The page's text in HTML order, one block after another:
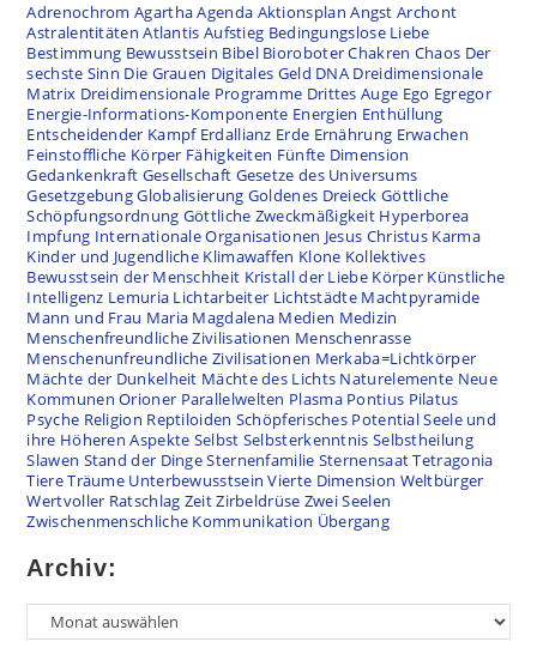
Adrenochrom AgarthaAgenda Aktionsplan Angst Archont
Astralentitäten Atlantis Aufstieg Bedingungslose Liebe
Bestimmung Bewusstsein Bibel BioroboterChakren Chaos Der
sechste Sinn Die Grauen Digitales Geld DNA Dreidimensionale
Matrix Dreidimensionale Programme Drittes Auge Ego Egregor
Energie-Informations-Komponente Energien Enthüllung
Entscheidender Kampf Erdallianz Erde Ernährung Erwachen
Feinstoffliche Körper Fähigkeiten Fünfte Dimension
Gedankenkraft Gesellschaft Gesetze des Universums
GesetzgebungGlobalisierung Goldenes Dreieck Göttliche
Schöpfungsordnung Göttliche Zweckmäßigkeit Hyperborea
Impfung Internationale Organisationen Jesus Christus Karma
Kinder und Jugendliche Klimawaffen Klone Kollektives
Bewusstsein der Menschheit Kristall der Liebe Körper Künstliche
Intelligenz Lemuria Lichtarbeiter Lichtstädte Machtpyramide
Mann und Frau Maria Magdalena Medien Medizin
Menschenfreundliche Zivilisationen Menschenrasse
Menschenunfreundliche Zivilisationen Merkaba=Lichtkörper
Mächte der Dunkelheit Mächte des Lichts Naturelemente Neue
Kommunen Orioner Parallelwelten Plasma Pontius Pilatus
Psyche Religion Reptiloiden Schöpferisches PotentialSeele und
ihre Höheren Aspekte Selbst Selbsterkenntnis Selbstheilung
Slawen Stand der DingeSternenfamilie SternensaatTetragonia
TiereTräume Unterbewusstsein Vierte Dimension Weltbürger
Wertvoller Ratschlag ZeitZirbeldrüse Zwei Seelen
Zwischenmenschliche Kommunikation Übergang
Archiv: